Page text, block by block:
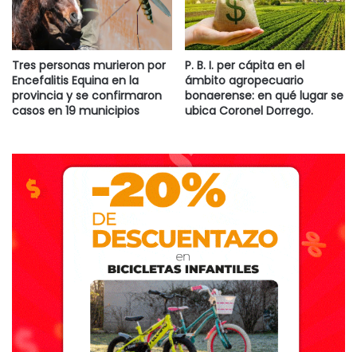
*No mirarlo a través de binoculares ni telescopios sin
filtros profesionales.
Utilizar filtros para máscara de soldar de índice 14 o mayor.
*Utilizar anteojos con filtro de reflexión específicos para
eclipses solares.
*Observarlo por proyección a través una cámara oscura.
Destacadas
Tres personas murieron por
Encefalitis Equina en la
provincia y se confirmaron
casos en 19 municipios
P. B. I. per cápita en el
ámbito agropecuario
bonaerense: en qué lugar se
ubica Coronel Dorrego.